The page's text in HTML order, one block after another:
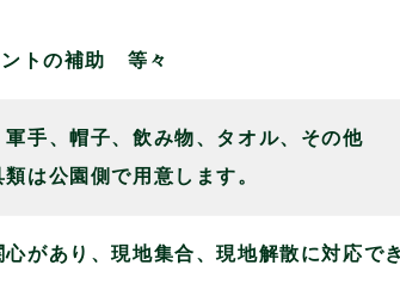
トの補助 等々
手、帽子、飲み物、タオル、その他
は公園側で用意します。
があり、現地集合、現地解散に対応で